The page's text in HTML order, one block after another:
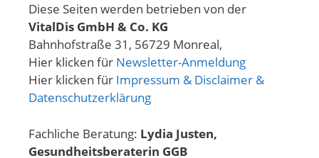
Diese Seiten werden betrieben von der
VitalDis GmbH & Co. KG
Bahnhofstraße 31, 56729 Monreal,
Hier klicken für Newsletter-Anmeldung
Hier klicken für Impressum & Disclaimer &
Datenschutzerklärung
Fachliche Beratung: Lydia Justen,
Gesundheitsberaterin GGB